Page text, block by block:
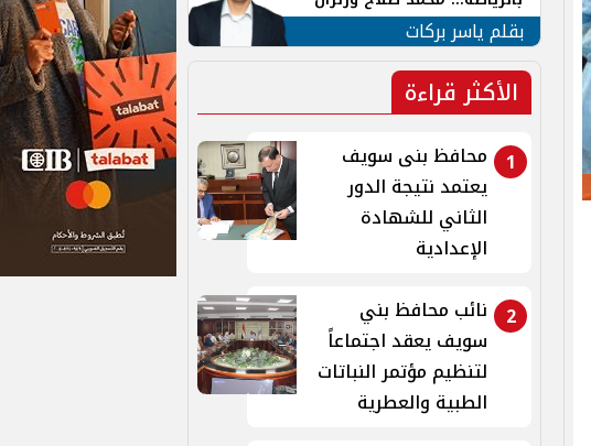
الهوية في الشارع التركي
بقلم ياسر بركات
الأكثر قراءة
1
محافظ بنى سويف
يعتمد نتيجة الدور
الثاني للشهادة
الإعدادية
2
نائب محافظ بني
سويف يعقد اجتماعاً
لتنظيم مؤتمر النباتات
الطبية والعطرية